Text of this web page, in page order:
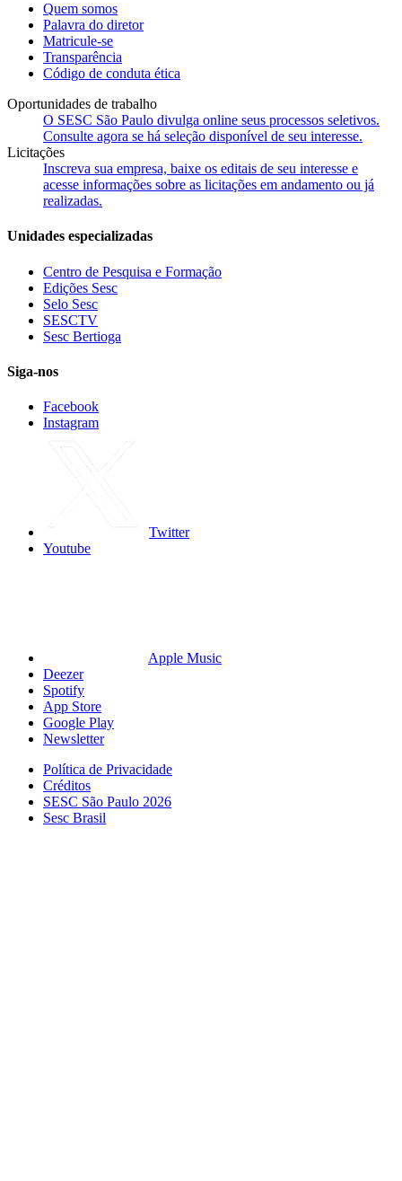
Quem somos
Palavra do diretor
Matricule-se
Transparência
Código de conduta ética
Oportunidades de trabalho
O SESC São Paulo divulga online seus processos seletivos.
Consulte agora se há seleção disponível de seu interesse.
Licitações
Inscreva sua empresa, baixe os editais de seu interesse e
acesse informações sobre as licitações em andamento ou já
realizadas.
Unidades especializadas
Centro de Pesquisa e Formação
Edições Sesc
Selo Sesc
SESCTV
Sesc Bertioga
Siga-nos
Facebook
Instagram
Twitter
Youtube
Apple Music
Deezer
Spotify
App Store
Google Play
Newsletter
Política de Privacidade
Créditos
SESC São Paulo 2026
Sesc Brasil